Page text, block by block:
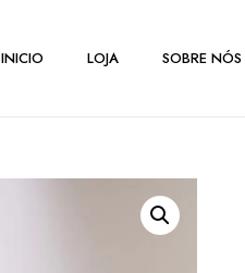
INICIO LOJA SOBRE NÓS